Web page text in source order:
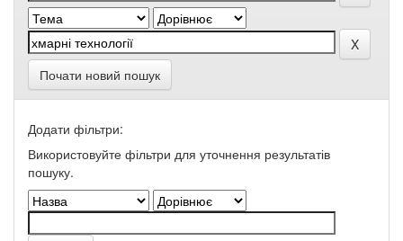
Почати новий пошук
Додати фільтри:
Використовуйте фільтри для уточнення результатів
пошуку.